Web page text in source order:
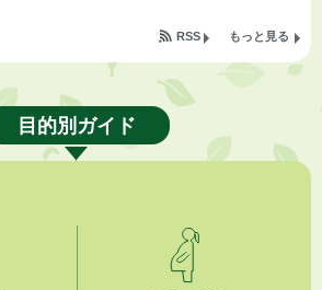
東北公民館、大須賀中央公民館）講座のお知らせ
シェルター」の設置について
座」を開催します
もっと見る
RSS
目的別ガイド